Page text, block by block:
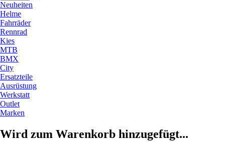
Neuheiten
Helme
Fahrräder
Rennrad
Kies
MTB
BMX
City
Ersatzteile
Ausrüstung
Werkstatt
Outlet
Marken
Wird zum Warenkorb hinzugefügt...